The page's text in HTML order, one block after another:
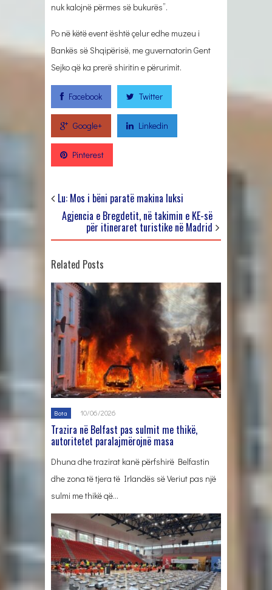
nuk kalojnë përmes së bukurës”.
Po në këtë event është çelur edhe muzeu i
Bankës së Shqipërisë, me guvernatorin Gent
Sejko që ka prerë shiritin e përurimit.
Facebook Twitter
Google+ Linkedin
Pinterest
Lu: Mos i bëni paratë makina luksi
Agjencia e Bregdetit, në takimin e KE-së
për itineraret turistike në Madrid
Related Posts
Bota 10/06/2026
Trazira në Belfast pas sulmit me thikë,
autoritetet paralajmërojnë masa
Dhuna dhe trazirat kanë përfshirë Belfastin
dhe zona të tjera të Irlandës së Veriut pas një
sulmi me thikë që…